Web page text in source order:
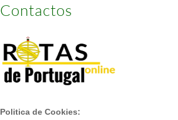
Contactos
Politica de Cookies: